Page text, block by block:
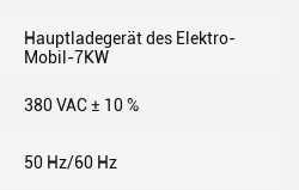
Hauptladegerät des Elektro-
Mobil-7KW
380 VAC ± 10 %
50 Hz/60 Hz